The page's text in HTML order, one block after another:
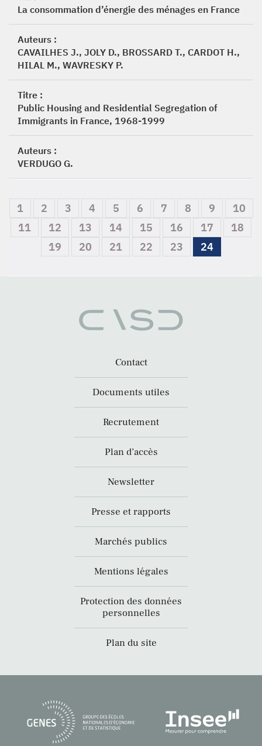
La consommation d’énergie des ménages en France
Auteurs :
CAVAILHES J., JOLY D., BROSSARD T., CARDOT H.,
HILAL M., WAVRESKY P.
Titre :
Public Housing and Residential Segregation of
Immigrants in France, 1968-1999
Auteurs :
VERDUGO G.
1 2 3 4 5 6 7 8 9
10
11
12 13 14 15 16 17
18
19
20 21 22 23 24
Contact
Documents utiles
Recrutement
Plan d’accès
Newsletter
Presse et rapports
Marchés publics
Mentions légales
Protection des données
personnelles
Plan du site